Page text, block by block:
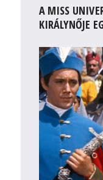
A MISS
KIRÁLYNŐJE